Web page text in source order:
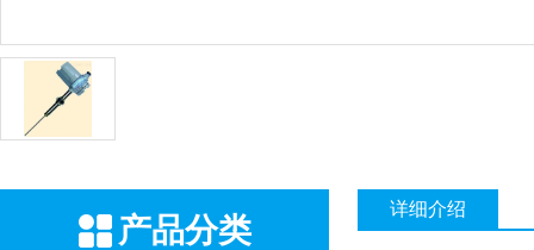
产品分类
详细介绍